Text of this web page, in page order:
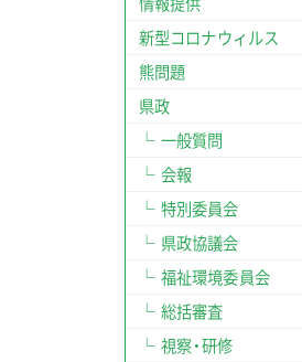
新型コロナウィルス
熊問題
県政
一般質問
会報
特別委員会
県政協議会
福祉環境委員会
総括審査
視察・研修